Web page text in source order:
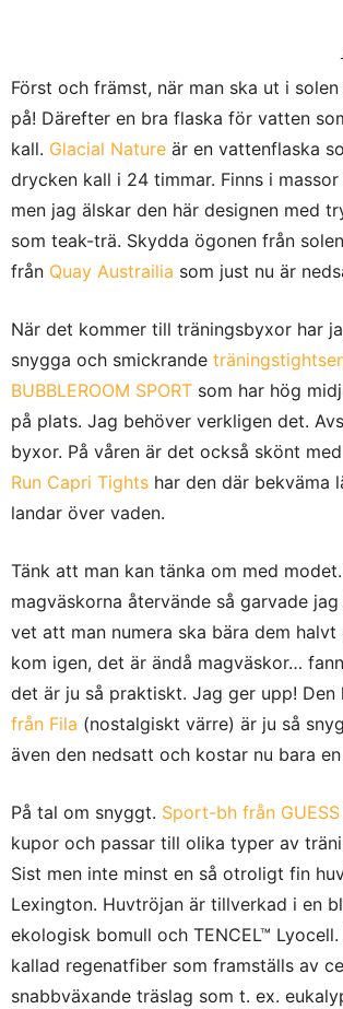
Först och främst, när man ska ut i
på! Därefter en bra flaska för vatten
kall. Glacial Nature är en vattenflaska
drycken kall i 24 timmar. Finns i
men jag älskar den här designen med
som teak-trä. Skydda ögonen från
från Quay Austrailia som just nu är
När det kommer till träningsbyxor har
snygga och smickrande
BUBBLEROOM SPORT som har hög
på plats. Jag behöver verkligen det.
byxor. På våren är det också skönt
Run Capri Tights har den där bekväma
landar över vaden.
Tänk att man kan tänka om med
magväskorna återvände så garvade
vet att man numera ska bära dem halvt
kom igen, det är ändå magväskor…
det är ju så praktiskt. Jag ger upp! Den
från Fila (nostalgiskt värre) är ju så
även den nedsatt och kostar nu bara
På tal om snyggt. Sport-bh från GUESS
kupor och passar till olika typer av
Sist men inte minst en så otroligt fin
Lexington. Huvtröjan är tillverkad i en
ekologisk bomull och TENCEL™
kallad regenatfiber som framställs av
snabbväxande träslag som t. ex.